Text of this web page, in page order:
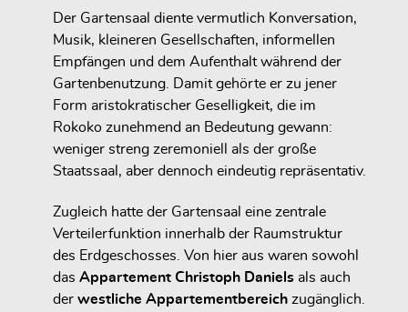
Der Gartensaal diente vermutlich Konversation,
Musik, kleineren Gesellschaften, informellen
Empfängen und dem Aufenthalt während der
Gartenbenutzung. Damit gehörte er zu jener
Form aristokratischer Geselligkeit, die im
Rokoko zunehmend an Bedeutung gewann:
weniger streng zeremoniell als der große
Staatssaal, aber dennoch eindeutig repräsentativ.
Zugleich hatte der Gartensaal eine zentrale
Verteilerfunktion innerhalb der Raumstruktur
des Erdgeschosses. Von hier aus waren sowohl
das Appartement Christoph Daniels als auch
der westliche Appartementbereich zugänglich.